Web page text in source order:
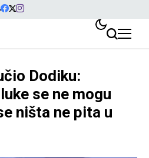
Dodiku:
se ne mogu
ništa ne pita u